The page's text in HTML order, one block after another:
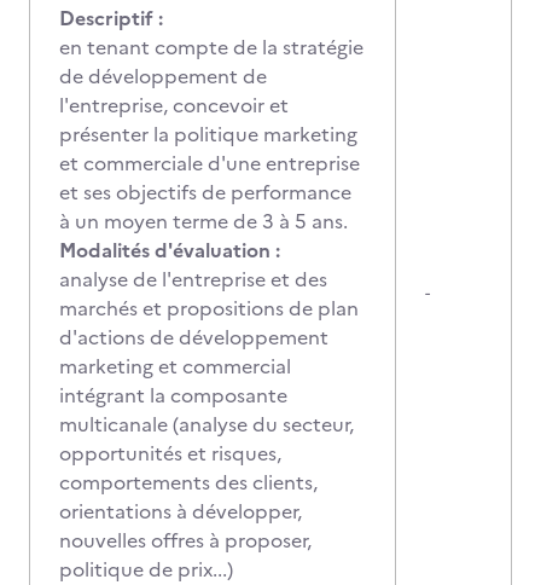
Descriptif :
en tenant compte de la stratégie
de développement de
l'entreprise, concevoir et
présenter la politique marketing
et commerciale d'une entreprise
et ses objectifs de performance
à un moyen terme de 3 à 5 ans.
Modalités d'évaluation :
analyse de l'entreprise et des
marchés et propositions de plan
d'actions de développement
marketing et commercial
intégrant la composante
multicanale (analyse du secteur,
opportunités et risques,
comportements des clients,
orientations à développer,
nouvelles offres à proposer,
politique de prix...)
-